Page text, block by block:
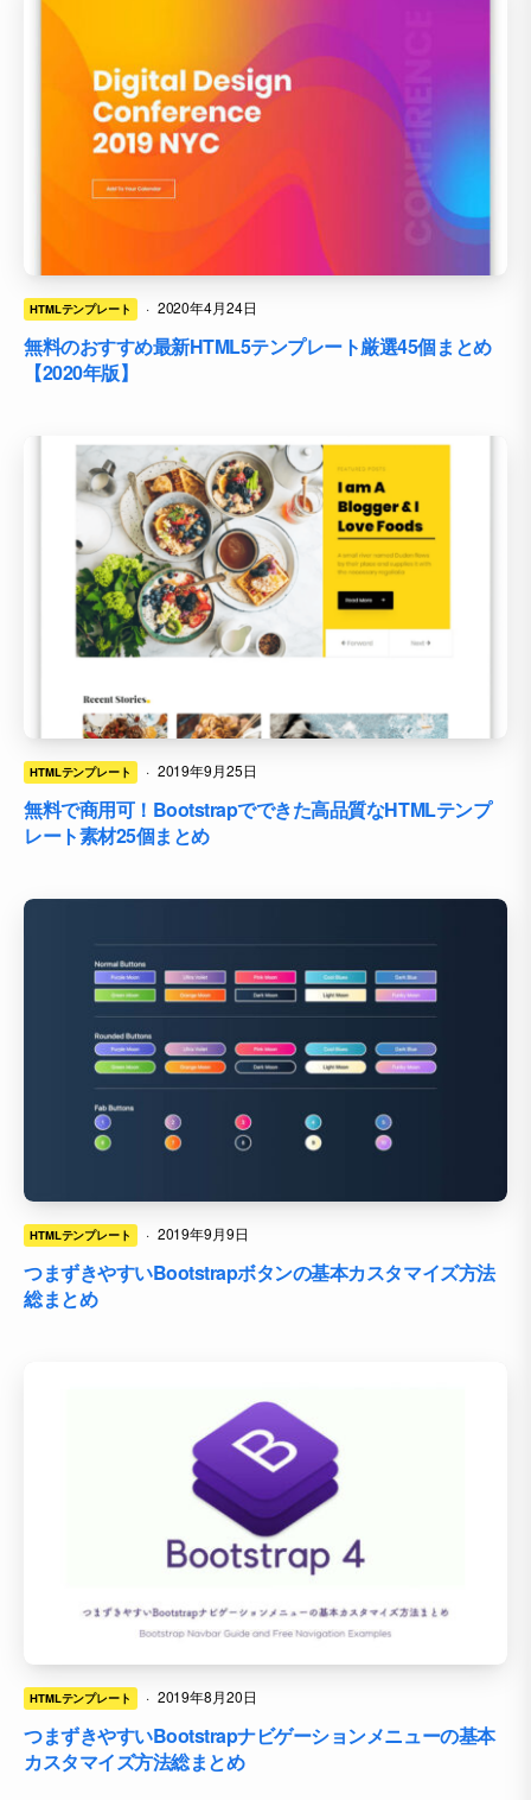
HTMLテンプレート · 2020年4月24日
無料のおすすめ最新HTML5テンプレート厳選45個まとめ
【2020年版】
HTMLテンプレート · 2019年9月25日
無料で商用可！Bootstrapでできた高品質なHTMLテンプ
レート素材25個まとめ
HTMLテンプレート · 2019年9月9日
つまずきやすいBootstrapボタンの基本カスタマイズ方法
総まとめ
HTMLテンプレート · 2019年8月20日
つまずきやすいBootstrapナビゲーションメニューの基本
カスタマイズ方法総まとめ